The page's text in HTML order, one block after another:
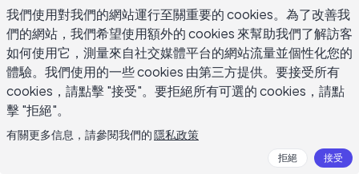
什么是作文以及为什么这些提示很重
要?
作文是将思想组织成连贯书面作品的过程,无论是五段论
文、长篇文章还是说服性论证。"作文"这个词源于拉丁文
compositus,意思是"放在一起",这个定义抓住了核心挑战:将
我們使用對我們的網站運行至關重要的 cookies。為了改善我
們的網站，我們希望使用額外的 cookies 來幫助我們了解訪客
如何使用它，測量來自社交媒體平台的網站流量並個性化您的
體驗。我們使用的一些 cookies 由第三方提供。要接受所有
cookies，請點擊 "接受"。要拒絕所有可選的 cookies，請點
擊 "拒絕"。
有關更多信息，請參閱我們的隱私政策
拒絕 接受